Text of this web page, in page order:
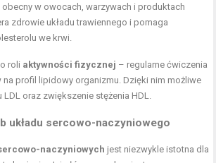
obecny w owocach, warzywach i produktach
zdrowie układu trawiennego i pomaga
we krwi.
roli aktywności fizycznej – regularne ćwiczenia
na profil lipidowy organizmu. Dzięki nim możliwe
oraz zwiększenie stężenia HDL.
układu sercowo-naczyniowego
naczyniowych jest niezwykle istotna dla